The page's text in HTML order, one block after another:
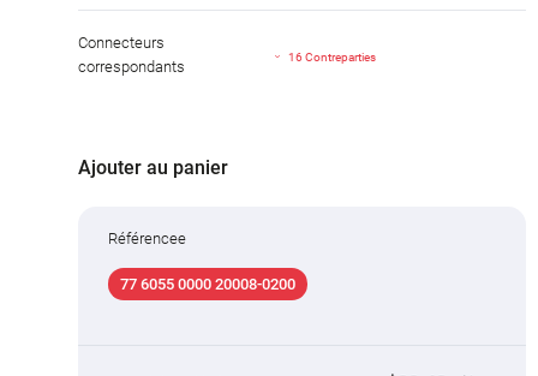
Connecteurs
correspondants
16 Contreparties
Ajouter au panier
Référencee
77 6055 0000 20008-0200